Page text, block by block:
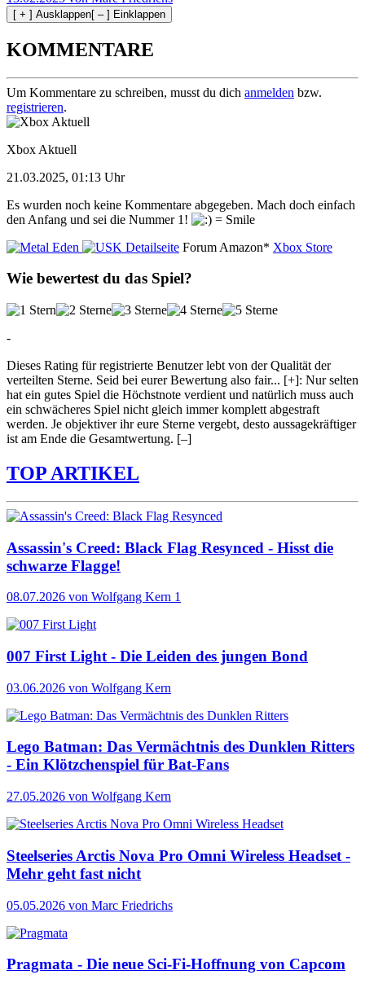
[ + ] Ausklappen[ – ] Einklappen
KOMMENTARE
Um Kommentare zu schreiben, musst du dich anmelden bzw.
registrieren.
Xbox Aktuell
21.03.2025, 01:13 Uhr
Es wurden noch keine Kommentare abgegeben. Mach doch einfach
den Anfang und sei die Nummer 1!
Detailseite Forum Amazon* Xbox Store
Wie bewertest du das Spiel?
-
Dieses Rating für registrierte Benutzer lebt von der Qualität der
verteilten Sterne. Seid bei eurer Bewertung also fair... [+]: Nur selten
hat ein gutes Spiel die Höchstnote verdient und natürlich muss auch
ein schwächeres Spiel nicht gleich immer komplett abgestraft
werden. Je objektiver ihr eure Sterne vergebt, desto aussagekräftiger
ist am Ende die Gesamtwertung. [–]
TOP ARTIKEL
Assassin's Creed: Black Flag Resynced - Hisst die
schwarze Flagge!
08.07.2026 von Wolfgang Kern 1
007 First Light - Die Leiden des jungen Bond
03.06.2026 von Wolfgang Kern
Lego Batman: Das Vermächtnis des Dunklen Ritters
- Ein Klötzchenspiel für Bat-Fans
27.05.2026 von Wolfgang Kern
Steelseries Arctis Nova Pro Omni Wireless Headset -
Mehr geht fast nicht
05.05.2026 von Marc Friedrichs
Pragmata - Die neue Sci-Fi-Hoffnung von Capcom